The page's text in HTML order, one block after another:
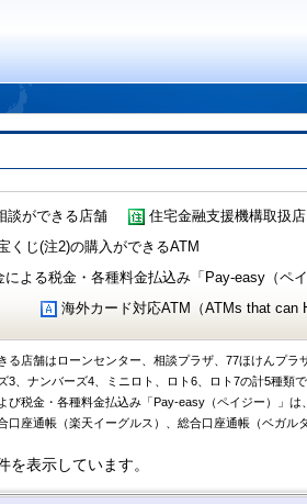
談ができる店舗 住宅金融支援機構取扱店
くじ(注2)の購入ができるATM
よる税金・各種料金払込み「Pay-easy（ペ
海外カード対応ATM（ATMs that can
る店舗はローンセンター、相談プラザ、77ほけんプラ
3、ナンバーズ4、ミニロト、ロト6、ロト7の計5種類で
び税金・各種料金払込み「Pay-easy（ペイジー）」は
口座通帳（楽天イーグルス）、総合口座通帳（ベガル
を表示しています。